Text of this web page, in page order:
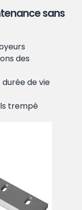
sans
des
de vie
trempé